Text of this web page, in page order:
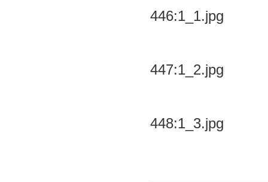
446:1_1.jpg
447:1_2.jpg
448:1_3.jpg